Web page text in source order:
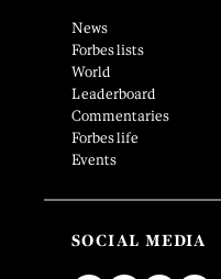
News
Forbes lists
World
Leaderboard
Commentaries
Forbes life
Events
SOCIAL MEDIA